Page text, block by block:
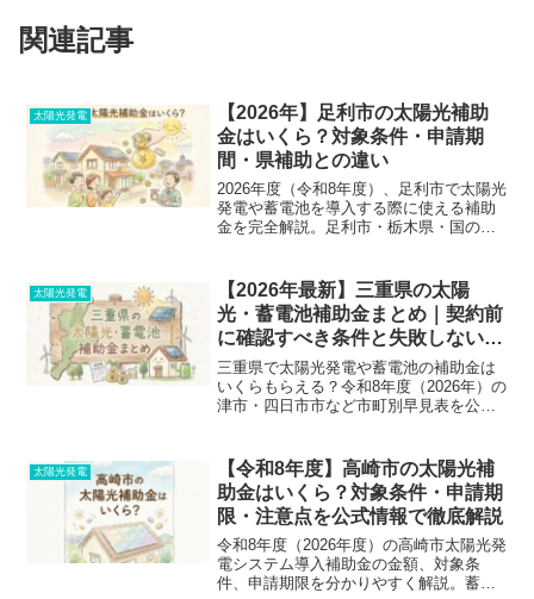
関連記事
太陽光発電
【2026年】足利市の太陽光補助
金はいくら？対象条件・申請期
間・県補助との違い
2026年度（令和8年度）、足利市で太陽光
発電や蓄電池を導入する際に使える補助
金を完全解説。足利市・栃木県・国の制
ックリストを大公開！
太陽光発電
【2026年最新】三重県の太陽
光・蓄電池補助金まとめ｜契約前
に確認すべき条件と失敗しない見
積もり手順
三重県で太陽光発電や蓄電池の補助金は
いくらもらえる？令和8年度（2026年）の
津市・四日市市など市町別早見表を公
見積もり取得手順を徹底解説します。
太陽光発電
【令和8年度】高崎市の太陽光補
助金はいくら？対象条件・申請期
限・注意点を公式情報で徹底解説
令和8年度（2026年度）の高崎市太陽光発
電システム導入補助金の金額、対象条
件、申請期限を分かりやすく解説。蓄電